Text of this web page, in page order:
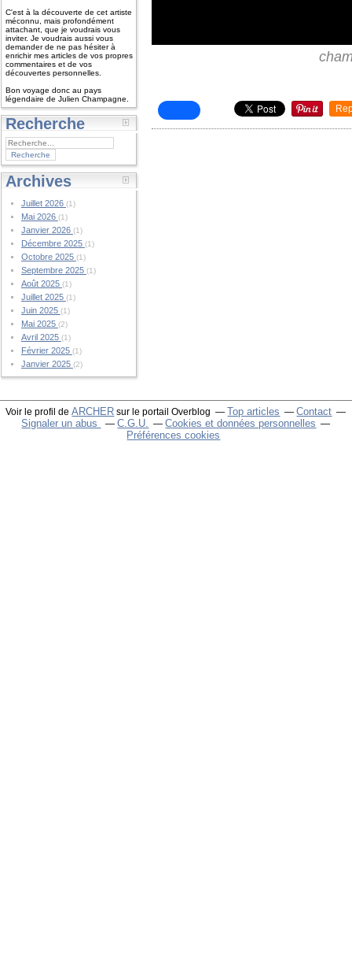
C'est à la découverte de cet artiste
méconnu, mais profondément
attachant, que je voudrais vous
inviter. Je voudrais aussi vous
demander de ne pas hésiter à
enrichir mes articles de vos propres
commentaires et de vos
découvertes personnelles.
Bon voyage donc au pays
légendaire de Julien Champagne.
Recherche
Archives
Juillet 2026 (1)
Mai 2026 (1)
Janvier 2026 (1)
Décembre 2025 (1)
Octobre 2025 (1)
Septembre 2025 (1)
Août 2025 (1)
Juillet 2025 (1)
Juin 2025 (1)
Mai 2025 (2)
Avril 2025 (1)
Février 2025 (1)
Janvier 2025 (2)
Voir le profil deARCHER sur le portail Overblog Top articles
Contact
Signaler un abus
C.G.U.
Cookies et données personnelles
Préférences cookies